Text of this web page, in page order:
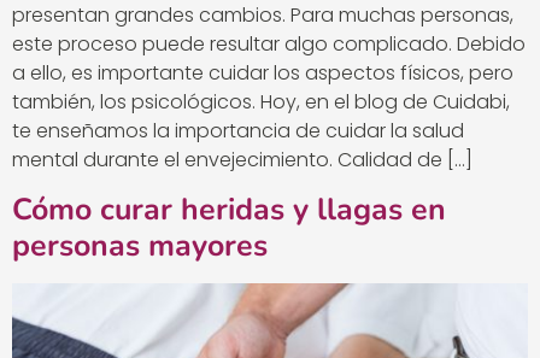
presentan grandes cambios. Para muchas personas,
este proceso puede resultar algo complicado. Debido
a ello, es importante cuidar los aspectos físicos, pero
también, los psicológicos. Hoy, en el blog de Cuidabi,
te enseñamos la importancia de cuidar la salud
mental durante el envejecimiento. Calidad de […]
Cómo curar heridas y llagas en
personas mayores